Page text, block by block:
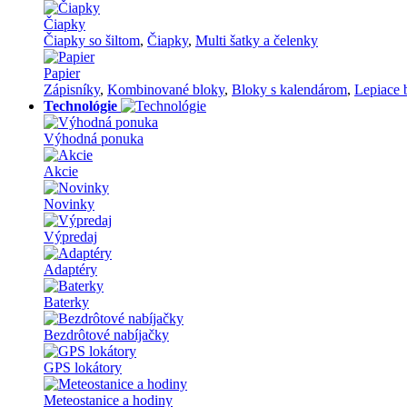
Čiapky
Čiapky so šiltom, Čiapky, Multi šatky a čelenky
Papier
Zápisníky, Kombinované bloky, Bloky s kalendárom, Lepiace
Technológie
Výhodná ponuka
Akcie
Novinky
Výpredaj
Adaptéry
Baterky
Bezdrôtové nabíjačky
GPS lokátory
Meteostanice a hodiny